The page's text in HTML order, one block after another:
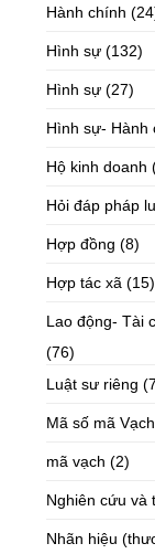
Hành chính
Hình sự (132)
Hình sự (27)
Hình sự- Hành
Hộ kinh doanh
Hỏi đáp pháp
Hợp đồng (8)
Hợp tác xã (15)
Lao động- Tài
(76)
Luật sư riêng
Mã số mã Vạch
mã vạch (2)
Nghiên cứu và
Nhãn hiệu